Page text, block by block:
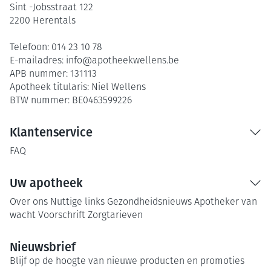
Sint -Jobsstraat 122
2200 Herentals
Telefoon: 014 23 10 78
E-mailadres: info@apotheekwellens.be
APB nummer: 131113
Apotheek titularis: Niel Wellens
BTW nummer: BE0463599226
Klantenservice
FAQ
Uw apotheek
Over ons Nuttige links Gezondheidsnieuws Apotheker van
wacht Voorschrift Zorgtarieven
Nieuwsbrief
Blijf op de hoogte van nieuwe producten en promoties